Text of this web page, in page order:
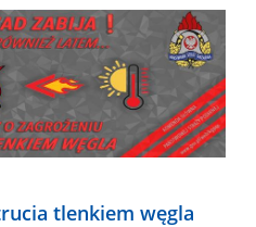
tlenkiem węgla